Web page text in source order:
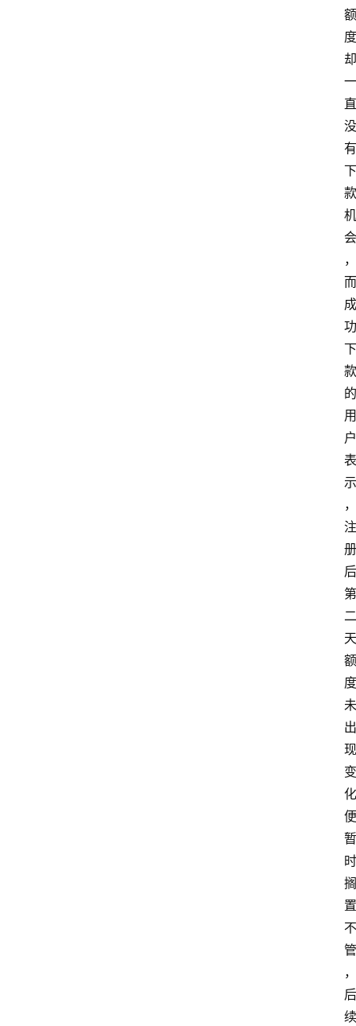
额
度
却
一
直
没
有
下
款
机
会
，
而
成
功
下
款
的
用
户
表
示
，
注
册
后
第
二
天
额
度
未
出
现
变
化
便
暂
时
搁
置
不
管
，
后
续